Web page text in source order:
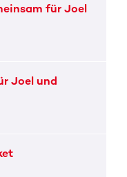
für Joel
Joel und